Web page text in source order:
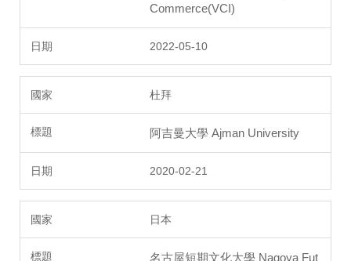
Commerce(VCI)
2022-05-10
杜拜
阿吉曼大學 Ajman University
2020-02-21
日本
名古屋短期文化大學 Nagoya Fut